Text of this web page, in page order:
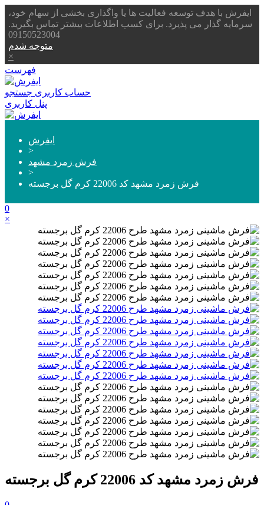
ایفرش با هدف توسعه فعالیت ها یا واگذاری بخشی از سهام خود،
سرمایه گذار می پذیرد. برای کسب اطلاعات بیشتر تماس بگیرید.
09150523004
متوجه شدم
×
فهرست
حساب کاربری جستجو
پنل کاربری
ایفرش
>
فرش زمرد مشهد
>
فرش زمرد مشهد کد 22006 کرم گل برجسته
0
×
فرش زمرد مشهد کد 22006 کرم گل برجسته